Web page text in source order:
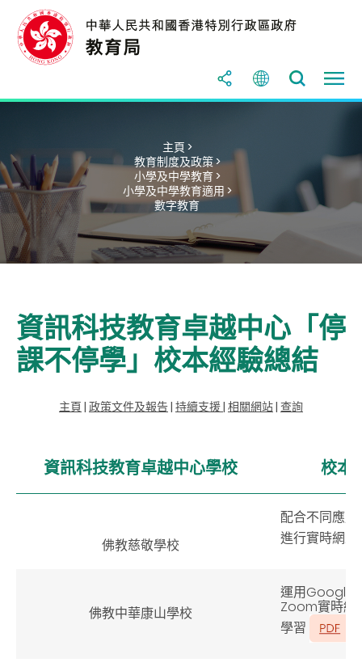
主頁 >
教育制度及政策 >
小學及中學教育 >
小學及中學教育適用 >
數字教育
資訊科技教育卓越中心「停
課不停學」校本經驗總結
主頁 | 政策文件及報告| 持續支援| 相關網站| 查詢
資訊科技教育卓越中心學校 校本
佛教慈敬學校
配合不同應
進行實時網
佛教中華康山學校
運用Google
Zoom實時網
學習